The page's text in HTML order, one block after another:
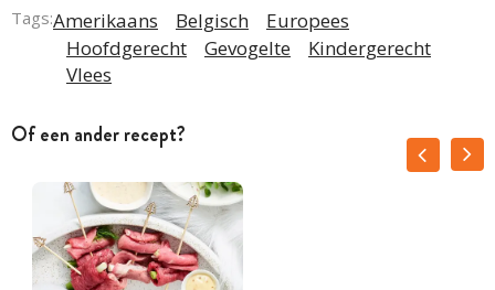
Tags:Amerikaans Belgisch
Europees
Hoofdgerecht
Gevogelte
Kindergerecht
Vlees
Of een ander recept?